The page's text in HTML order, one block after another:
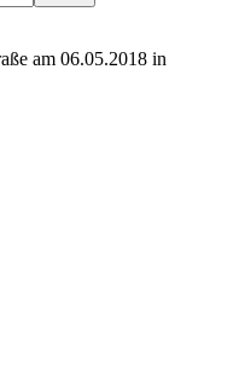
am 06.05.2018 in